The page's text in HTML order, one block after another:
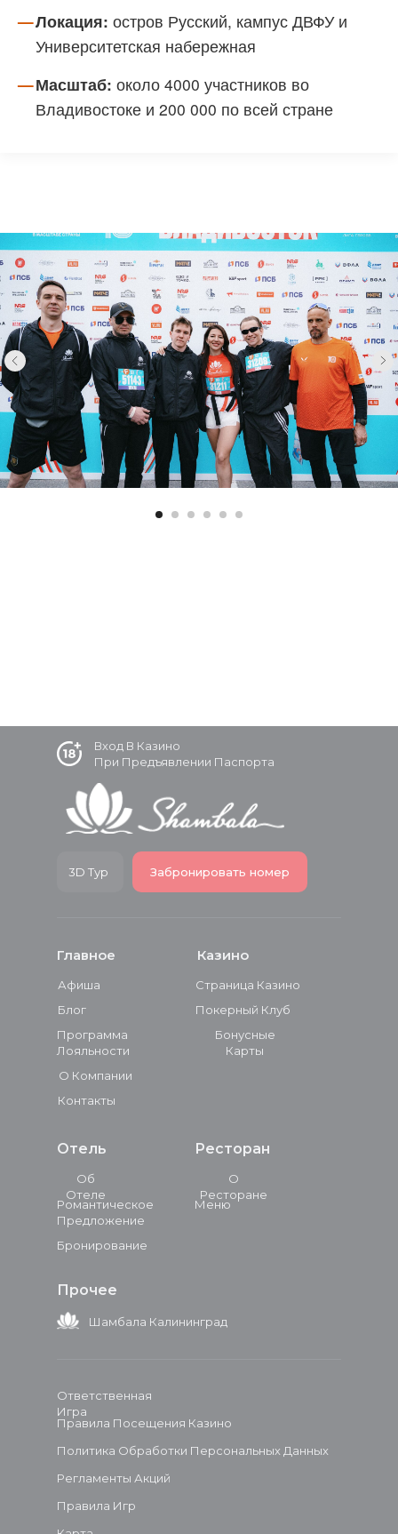
Локация: остров Русский, кампус ДВФУ и
Университетская набережная
Масштаб: около 4000 участников во
Владивостоке и 200 000 по всей стране
Забронировать номер
Вход В Казино
При Предъявлении Паспорта
3D Тур
Главное
Афиша
Блог
Программа
Лояльности
О Компании
Контакты
Казино
Страница Казино
Покерный Клуб
Бонусные
Карты
Отель
Об
Отеле
Романтическое
Предложение
Бронирование
Ресторан
О
Ресторане
Меню
Прочее
Шамбала Калининград
Ответственная
Игра
Правила Посещения Казино
Политика Обработки Персональных Данных
Регламенты Акций
Правила Игр